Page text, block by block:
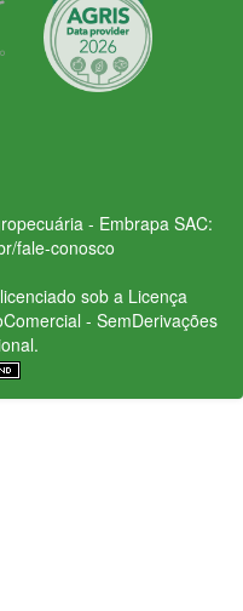
- Embrapa SAC:
fale-conosco
sob a Licença
- SemDerivações